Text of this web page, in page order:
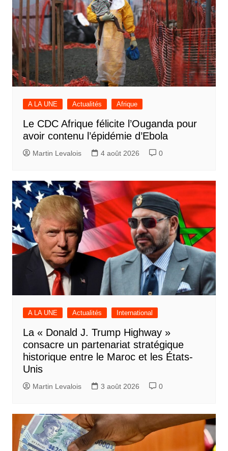
A LA UNE Actualités Afrique
Le CDC Afrique félicite l’Ouganda pour
avoir contenu l’épidémie d’Ebola
Martin Levalois 4 août 2026 0
A LA UNE Actualités International
La « Donald J. Trump Highway »
consacre un partenariat stratégique
historique entre le Maroc et les États-
Unis
Martin Levalois 3 août 2026 0